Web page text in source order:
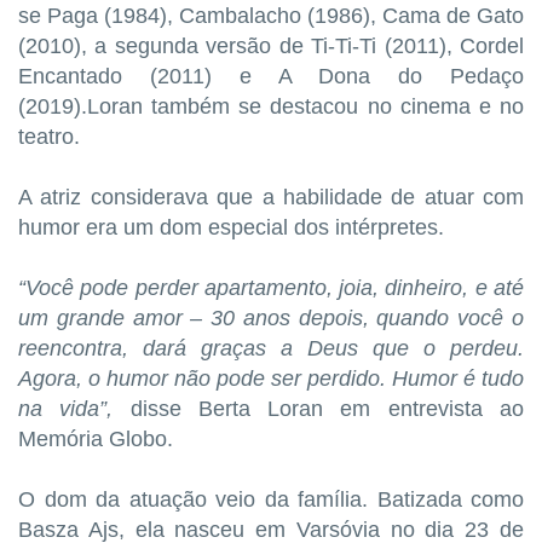
se Paga (1984), Cambalacho (1986), Cama de Gato
(2010), a segunda versão de Ti-Ti-Ti (2011), Cordel
Encantado (2011) e A Dona do Pedaço
(2019).Loran também se destacou no cinema e no
teatro.
A atriz considerava que a habilidade de atuar com
humor era um dom especial dos intérpretes.
“Você pode perder apartamento, joia, dinheiro, e até
um grande amor – 30 anos depois, quando você o
reencontra, dará graças a Deus que o perdeu.
Agora, o humor não pode ser perdido. Humor é tudo
na vida”, disse Berta Loran em entrevista ao
Memória Globo.
O dom da atuação veio da família. Batizada como
Basza Ajs, ela nasceu em Varsóvia no dia 23 de